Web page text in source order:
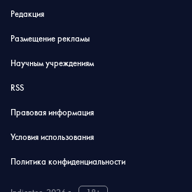
Редакция
Размещение рекламы
Научным учреждениям
RSS
Правовая информация
Условия использования
Политика конфиденциальности